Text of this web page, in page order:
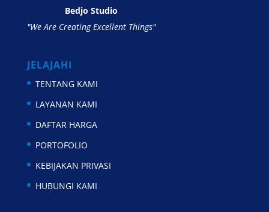
Bedjo Studio
"We Are Creating Excellent Things"
JELAJAHI
TENTANG KAMI
LAYANAN KAMI
DAFTAR HARGA
PORTOFOLIO
KEBIJAKAN PRIVASI
HUBUNGI KAMI